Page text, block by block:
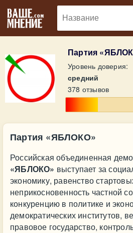
Партия
Уровень доверия:
средний
378 отзывов
Партия «ЯБЛОКО»
Российская объединенная
«ЯБЛОКО» выступает за
экономику, равенство
неприкосновенность частной
конкуренцию в политике и
демократических институтов,
правовое государство,